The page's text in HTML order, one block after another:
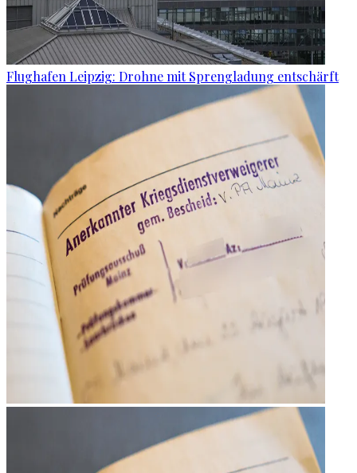
Flughafen Leipzig: Drohne mit Sprengladung entschärft